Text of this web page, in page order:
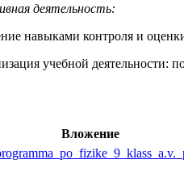
деятельность:
навыками контроля и оценки
учебной деятельности:
Вложение